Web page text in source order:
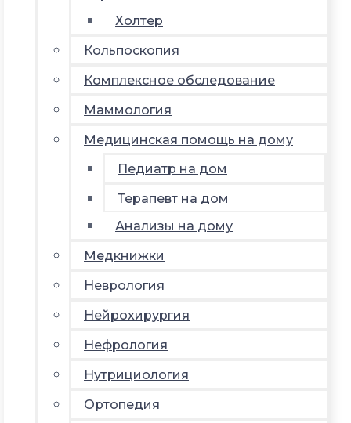
Холтер
Кольпоскопия
Комплексное обследование
Маммология
Медицинская помощь на дому
Педиатр на дом
Терапевт на дом
Анализы на дому
Медкнижки
Неврология
Нейрохирургия
Нефрология
Нутрициология
Ортопедия